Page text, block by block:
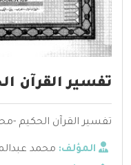
تفسير القرآن
تفسير القرآن الحكيم -
المؤلف: محمد